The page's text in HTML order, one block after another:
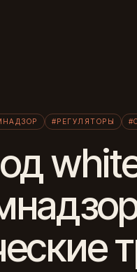
#РЕГУЛЯТОРЫ